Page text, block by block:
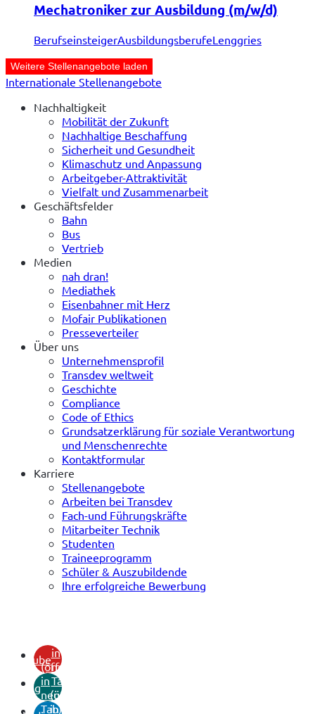
Mechatroniker zur Ausbildung (m/w/d)
BerufseinsteigerAusbildungsberufeLenggries
Weitere Stellenangebote laden
Internationale Stellenangebote
Nachhaltigkeit
Mobilität der Zukunft
Nachhaltige Beschaffung
Sicherheit und Gesundheit
Klimaschutz und Anpassung
Arbeitgeber-Attraktivität
Vielfalt und Zusammenarbeit
Geschäftsfelder
Bahn
Bus
Vertrieb
Medien
nah dran!
Mediathek
Eisenbahner mit Herz
Mofair Publikationen
Presseverteiler
Über uns
Unternehmensprofil
Transdev weltweit
Geschichte
Compliance
Code of Ethics
Grundsatzerklärung für soziale Verantwortung
und Menschenrechte
Kontaktformular
Karriere
Stellenangebote
Arbeiten bei Transdev
Fach-und Führungskräfte
Mitarbeiter Technik
Studenten
Traineeprogramm
Schüler & Auszubildende
Ihre erfolgreiche Bewerbung
youtubein
neuem
Tab)
xing
(öffnet
in
neuem
Tab)
(öffnet
in